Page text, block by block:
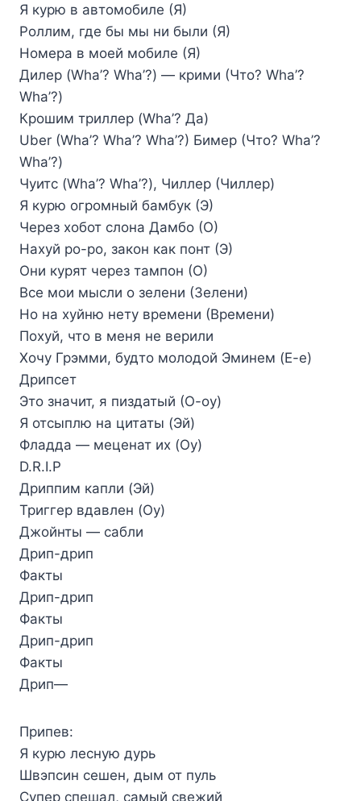
Я курю в автомобиле (Я)
Роллим, где бы мы ни были (Я)
Номера в моей мобиле (Я)
Дилер (Wha’? Wha’?) — крими (Что? Wha’?
Wha’?)
Крошим триллер (Wha’? Да)
Uber (Wha’? Wha’? Wha’?) Бимер (Что? Wha’?
Wha’?)
Чуитс (Wha’? Wha’?), Чиллер (Чиллер)
Я курю огромный бамбук (Э)
Через хобот слона Дамбо (О)
Нахуй po-po, закон как понт (Э)
Они курят через тампон (О)
Все мои мысли о зелени (Зелени)
Но на хуйню нету времени (Времени)
Похуй, что в меня не верили
Хочу Грэмми, будто молодой Эминем (Е-е)
Дрипсет
Это значит, я пиздатый (О-оу)
Я отсыплю на цитаты (Эй)
Фладда — меценат их (Оу)
D.R.I.P
Дриппим капли (Эй)
Триггер вдавлен (Оу)
Джойнты — сабли
Дрип-дрип
Факты
Дрип-дрип
Факты
Дрип-дрип
Факты
Дрип—
Припев:
Я курю лесную дурь
Швэпсин сешен, дым от пуль
Супер спешал, самый свежий